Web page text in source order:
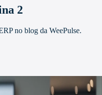
2
no blog da WeePulse.